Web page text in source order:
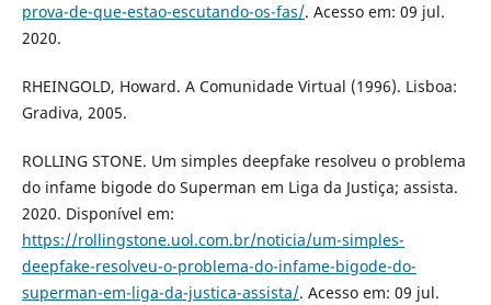
prova-de-que-estao-escutando-os-fas/. Acesso em: 09 jul.
2020.
RHEINGOLD, Howard. A Comunidade Virtual (1996). Lisboa:
Gradiva, 2005.
ROLLING STONE. Um simples deepfake resolveu o problema
do infame bigode do Superman em Liga da Justiça; assista.
2020. Disponível em:
https://rollingstone.uol.com.br/noticia/um-simples-
deepfake-resolveu-o-problema-do-infame-bigode-do-
superman-em-liga-da-justica-assista/. Acesso em: 09 jul.